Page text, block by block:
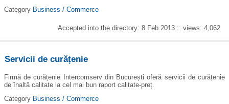
Category Business / Commerce
Accepted into the directory: 8 Feb 2013 :: views: 4,062
Servicii de curățenie
Firmă de curățenie Intercomserv din București oferă servicii de curățenie
de înaltă calitate la cel mai bun raport calitate-preț.
Category Business / Commerce